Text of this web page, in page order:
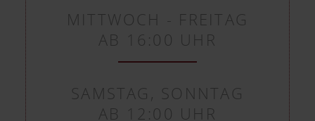
MITTWOCH - FREITAG
AB 16:00 UHR
SAMSTAG, SONNTAG
AB 12:00 UHR